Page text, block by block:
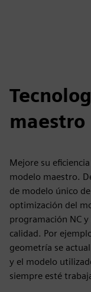
maestro
Mejore su
modelo maestro.
de modelo único
optimización del
programación NC
calidad. Por
geometría se
y el modelo
siempre esté